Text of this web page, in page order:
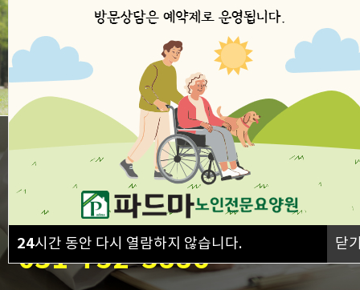
24시간 동안 다시 열람하지 않습니다. 닫
상담 전화안내
031-752-3885
031-752-3886